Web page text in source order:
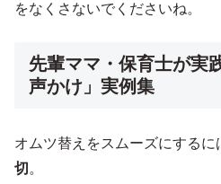
をなくさないでくださいね。
先輩ママ・保育士が実
声かけ」実例集
オムツ替えをスムーズにするに
切 。